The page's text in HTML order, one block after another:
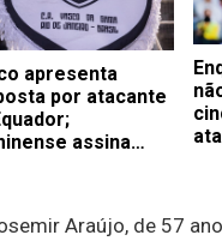
apresenta
por atacante
assina
Araújo, de 57